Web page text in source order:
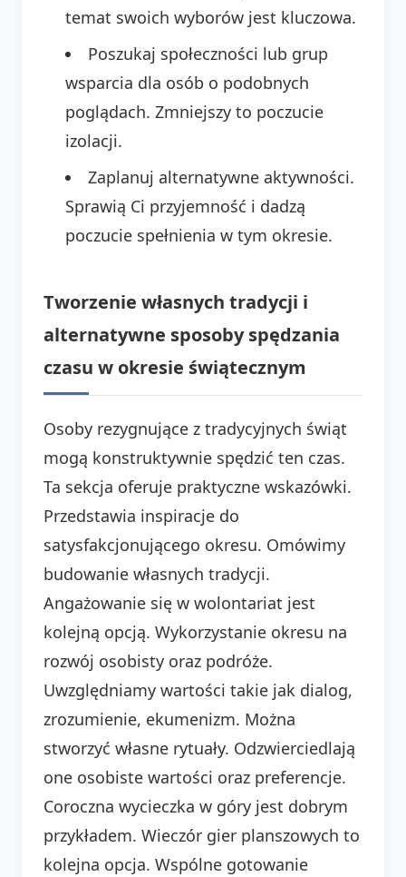
temat swoich wyborów jest kluczowa.
Poszukaj społeczności lub grup
wsparcia dla osób o podobnych
poglądach. Zmniejszy to poczucie
izolacji.
Zaplanuj alternatywne aktywności.
Sprawią Ci przyjemność i dadzą
poczucie spełnienia w tym okresie.
Tworzenie własnych tradycji i
alternatywne sposoby spędzania
czasu w okresie świątecznym
Osoby rezygnujące z tradycyjnych świąt
mogą konstruktywnie spędzić ten czas.
Ta sekcja oferuje praktyczne wskazówki.
Przedstawia inspiracje do
satysfakcjonującego okresu. Omówimy
budowanie własnych tradycji.
Angażowanie się w wolontariat jest
kolejną opcją. Wykorzystanie okresu na
rozwój osobisty oraz podróże.
Uwzględniamy wartości takie jak dialog,
zrozumienie, ekumenizm. Można
stworzyć własne rytuały. Odzwierciedlają
one osobiste wartości oraz preferencje.
Coroczna wycieczka w góry jest dobrym
przykładem. Wieczór gier planszowych to
kolejna opcja. Wspólne gotowanie